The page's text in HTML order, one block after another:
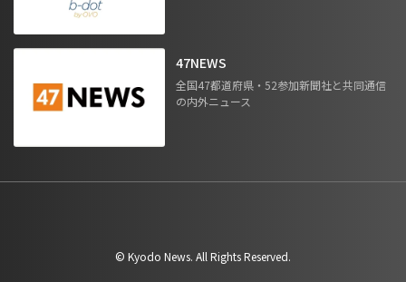
47NEWS
全国47都道府県・52参加新聞社と共同通信
の内外ニュース
©︎ Kyodo News. All Rights Reserved.